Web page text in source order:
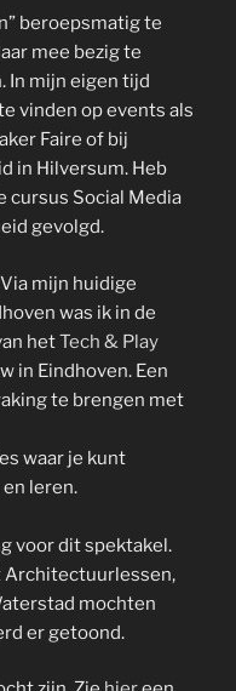
beroepsmatig te
mee bezig te
In mijn eigen tijd
vinden op events als
Faire of bij
in Hilversum. Heb
cursus Social Media
gevolgd.
mijn huidige
was ik in de
hetTech & Play
in Eindhoven. Een
te brengen met
waar je kunt
leren.
voor dit spektakel.
Architectuurlessen,
mochten
er getoond.